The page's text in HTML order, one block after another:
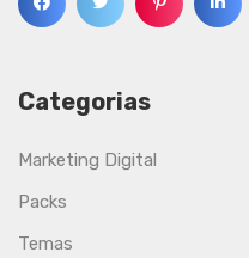
Categorias
Marketing Digital
Packs
Temas